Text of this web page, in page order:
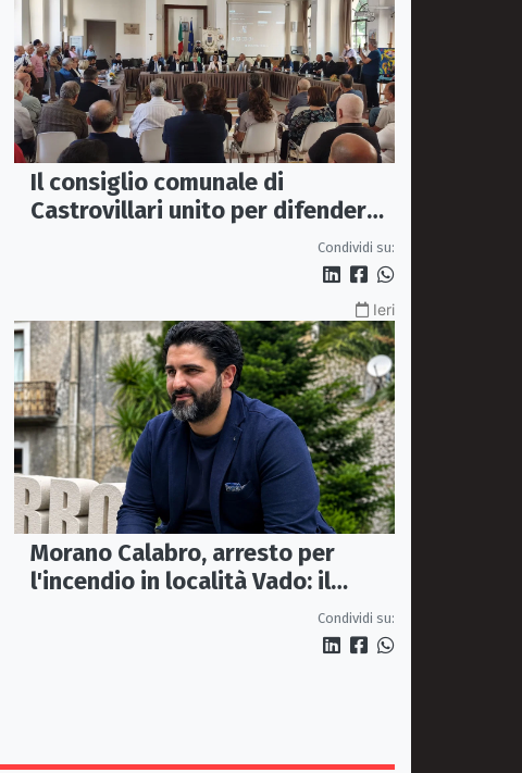
Il consiglio comunale di
Castrovillari unito per difendere
Condividi su:
Ieri
Morano Calabro, arresto per
l'incendio in località Vado: il
Condividi su: